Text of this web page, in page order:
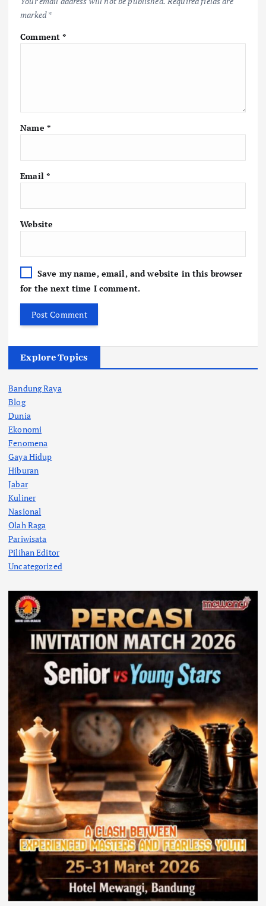
marked*
Comment*
Name *
Email *
Website
Save my name, email, and website in this browser
for the next time I comment.
Explore Topics
Bandung Raya
Blog
Dunia
Ekonomi
Fenomena
Gaya Hidup
Hiburan
Jabar
Kuliner
Nasional
Olah Raga
Pariwisata
Pilihan Editor
Uncategorized